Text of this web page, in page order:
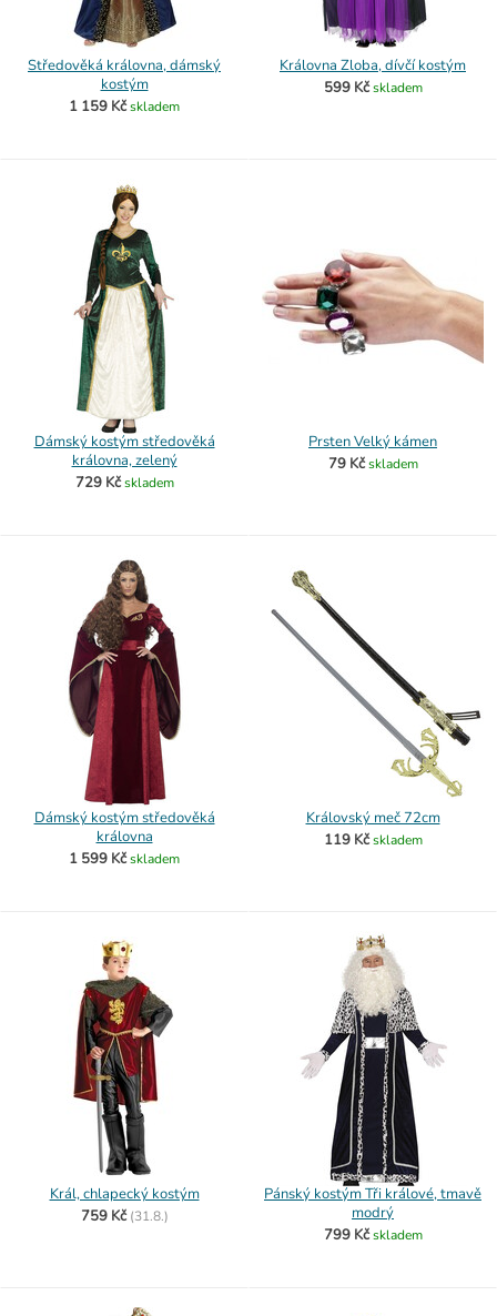
Středověká královna, dámský
kostým
1 159 Kčskladem
Královna Zloba, dívčí kostým
599 Kč skladem
Dámský kostým středověká
královna, zelený
729 Kč skladem
Prsten Velký kámen
79 Kč skladem
Dámský kostým středověká
královna
1 599 Kčskladem
Královský meč 72cm
119 Kč skladem
Král, chlapecký kostým
759 Kč (31.8.)
Pánský kostým Tři králové, tmavě
modrý
799 Kč skladem